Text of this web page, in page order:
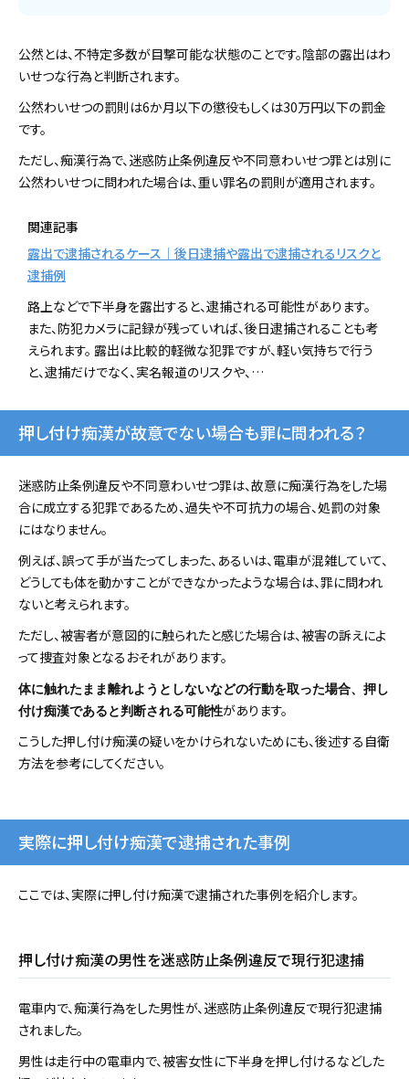
公然とは、不特定多数が目撃可能な状態のことです。陰部の露出はわ
いせつな行為と判断されます。
公然わいせつの罰則は6か月以下の懲役もしくは30万円以下の罰金
です。
ただし、痴漢行為で、迷惑防止条例違反や不同意わいせつ罪とは別に
公然わいせつに問われた場合は、重い罪名の罰則が適用されます。
関連記事
露出で逮捕されるケース｜後日逮捕や露出で逮捕されるリスクと
逮捕例
路上などで下半身を露出すると、逮捕される可能性があります。
また、防犯カメラに記録が残っていれば、後日逮捕されることも考
えられます。 露出は比較的軽微な犯罪ですが、軽い気持ちで行う
と、逮捕だけでなく、実名報道のリスクや、…
押し付け痴漢が故意でない場合も罪に問われる？
迷惑防止条例違反や不同意わいせつ罪は、故意に痴漢行為をした場
合に成立する犯罪であるため、過失や不可抗力の場合、処罰の対象
にはなりません。
例えば、誤って手が当たってしまった、あるいは、電車が混雑していて、
どうしても体を動かすことができなかったような場合は、罪に問われ
ないと考えられます。
ただし、被害者が意図的に触られたと感じた場合は、被害の訴えによ
って捜査対象となるおそれがあります。
体に触れたまま離れようとしないなどの行動を取った場合、押し
付け痴漢であると判断される可能性があります。
こうした押し付け痴漢の疑いをかけられないためにも、後述する自衛
方法を参考にしてください。
実際に押し付け痴漢で逮捕された事例
ここでは、実際に押し付け痴漢で逮捕された事例を紹介します。
押し付け痴漢の男性を迷惑防止条例違反で現行犯逮捕
電車内で、痴漢行為をした男性が、迷惑防止条例違反で現行犯逮捕
されました。
男性は走行中の電車内で、被害女性に下半身を押し付けるなどした